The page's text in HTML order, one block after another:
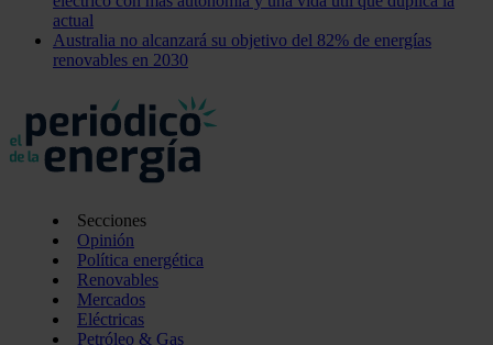
actual
Australia no alcanzará su objetivo del 82% de energías
renovables en 2030
Secciones
Opinión
Política energética
Renovables
Mercados
Eléctricas
Petróleo & Gas